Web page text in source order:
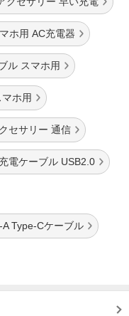
ホ用 AC充電器
ル スマホ用
ホ用
セサリー 通信
充電ケーブル USB2.0
A Type-Cケーブル